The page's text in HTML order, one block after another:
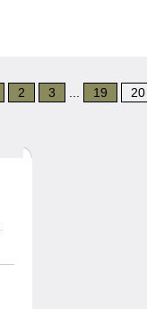
2 3 19 20